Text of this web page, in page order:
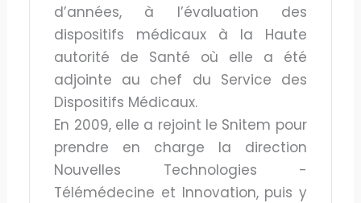
d’années, à l’évaluation des
dispositifs médicaux à la Haute
autorité de Santé où elle a été
adjointe au chef du Service des
Dispositifs Médicaux.
En 2009, elle a rejoint le Snitem pour
prendre en charge la direction
Nouvelles Technologies -
Télémédecine et Innovation, puis y